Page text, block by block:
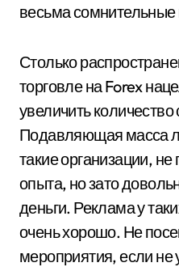
весьма
Столько
торговле на Forex
увеличить
Подавляющая масса
такие организации,
опыта, но зато
деньги. Реклама у
очень хорошо. Не
мероприятия, если